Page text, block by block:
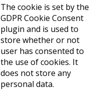
The cookie is set by the
GDPR Cookie Consent
plugin and is used to
store whether or not
user has consented to
the use of cookies. It
does not store any
personal data.